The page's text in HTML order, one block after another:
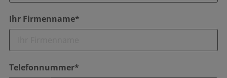
Ihr Firmenname*
Telefonnummer*